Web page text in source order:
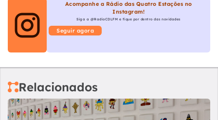
Acompanhe a Rádio das Quatro Estações no
Instagram!
Siga a @RadioCDLFM e fique por dentro das novidades
Seguir agora
Relacionados